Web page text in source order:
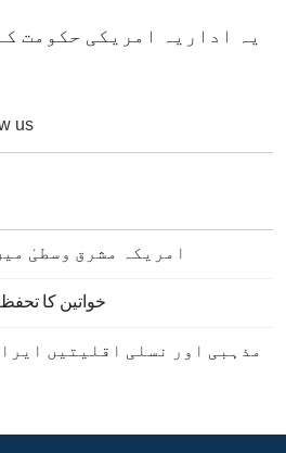
یہ اداریہ امریکی حکومت
us
امریکہ مشرق وسطیٰ
خواتین کا
مذہبی اور نسلی اقلیتیں